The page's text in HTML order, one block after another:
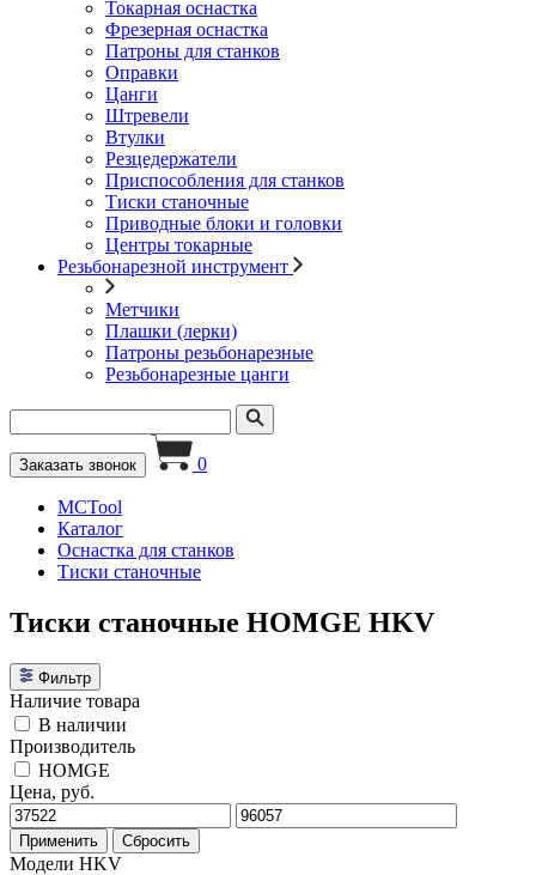
Токарная оснастка
Фрезерная оснастка
Патроны для станков
Оправки
Цанги
Штревели
Втулки
Резцедержатели
Приспособления для станков
Тиски станочные
Приводные блоки и головки
Центры токарные
Резьбонарезной инструмент
Метчики
Плашки (лерки)
Патроны резьбонарезные
Резьбонарезные цанги
Заказать звонок 0
MCTool
Каталог
Оснастка для станков
Тиски станочные
Тиски станочные HOMGE HKV
Фильтр
Наличие товара
В наличии
Производитель
HOMGE
Цена, руб.
Применить Сбросить
Модели HKV